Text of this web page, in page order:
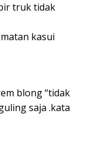
truk tidak
kasui
blong “tidak
saja .kata